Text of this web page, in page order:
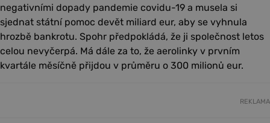
negativními dopady pandemie covidu-19 a musela si
sjednat státní pomoc devět miliard eur, aby se vyhnula
hrozbě bankrotu. Spohr předpokládá, že ji společnost letos
celou nevyčerpá. Má dále za to, že aerolinky v prvním
kvartále měsíčně přijdou v průměru o 300 milionů eur.
REKLAMA